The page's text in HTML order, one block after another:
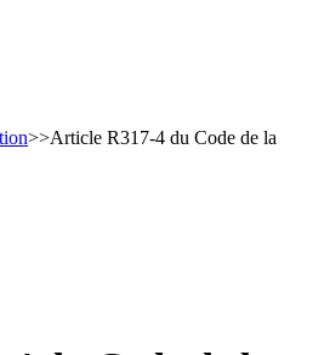
>>Article R317-4 du Code de la